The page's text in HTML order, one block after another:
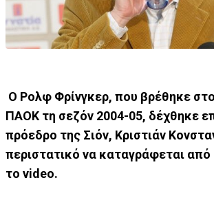
Ο Ρολφ Φρίνγκερ, που βρέθηκε
ΠΑΟΚ τη σεζόν 2004-05, δέχθηκε
πρόεδρο της Σιόν, Κριστιάν
περιστατικό να καταγράφεται
το video.